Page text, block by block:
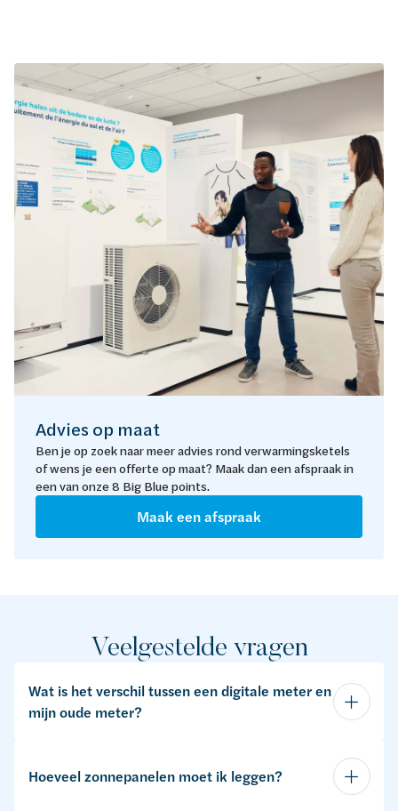
Advies op maat
Ben je op zoek naar meer advies rond verwarmingsketels
of wens je een offerte op maat? Maak dan een afspraak in
een van onze 8 Big Blue points.
Maak een afspraak
Veelgestelde vragen
Wat is het verschil tussen een digitale meter en
mijn oude meter?
Hoeveel zonnepanelen moet ik leggen?